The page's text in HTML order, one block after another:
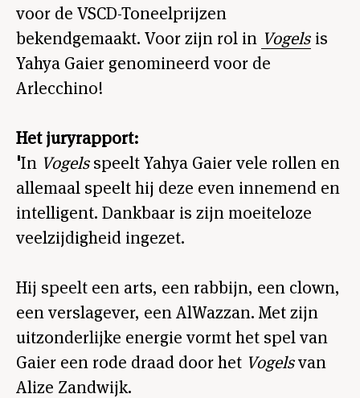
voor de VSCD-Toneelprijzen
bekendgemaakt. Voor zijn rol in Vogels is
Yahya Gaier genomineerd voor de
Arlecchino!
Het juryrapport:
'In Vogelsspeelt Yahya Gaier vele rollen en
allemaal speelt hij deze even innemend en
intelligent. Dankbaar is zijn moeiteloze
veelzijdigheid ingezet.
Hij speelt een arts, een rabbijn, een clown,
een verslagever, een AlWazzan. Met zijn
uitzonderlijke energie vormt het spel van
Gaier een rode draad door het Vogelsvan
Alize Zandwijk.